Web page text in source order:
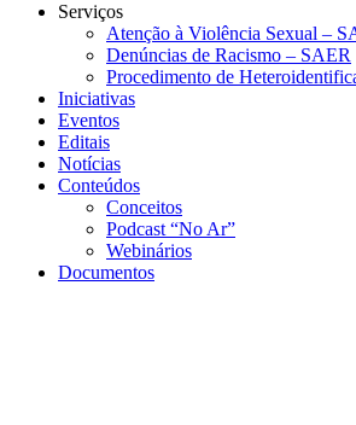
Serviços
Atenção à Violência Sexual –
Denúncias de Racismo – SAER
Procedimento de
Iniciativas
Eventos
Editais
Notícias
Conteúdos
Conceitos
Podcast “No Ar”
Webinários
Documentos